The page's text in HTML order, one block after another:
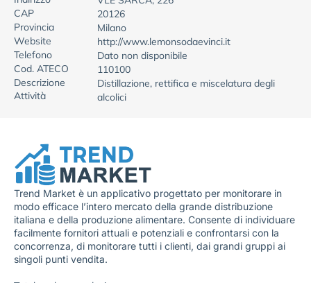
CAP
20126
Provincia
Milano
Website
http://www.lemonsodaevinci.it
Telefono
Dato non disponibile
Cod. ATECO
110100
Descrizione
Attività
Distillazione, rettifica e miscelatura degli
alcolici
Trend Market è un applicativo progettato per monitorare in
modo efficace l’intero mercato della grande distribuzione
italiana e della produzione alimentare. Consente di individuare
facilmente fornitori attuali e potenziali e confrontarsi con la
concorrenza, di monitorare tutti i clienti, dai grandi gruppi ai
singoli punti vendita.